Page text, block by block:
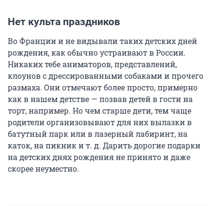
Нет культа праздников
Во Франции и не видывали таких детских дней
рождения, как обычно устраивают в России.
Никаких тебе аниматоров, представлений,
клоунов с дрессированными собаками и прочего
размаха. Они отмечают более просто, примерно
как в нашем детстве — позвав детей в гости на
торт, например. Но чем старше дети, тем чаще
родители организовывают для них вылазки в
батутный парк или в лазерный лабиринт, на
каток, на пикник и т. д. Дарить дорогие подарки
на детских днях рождения не принято и даже
скорее неуместно.